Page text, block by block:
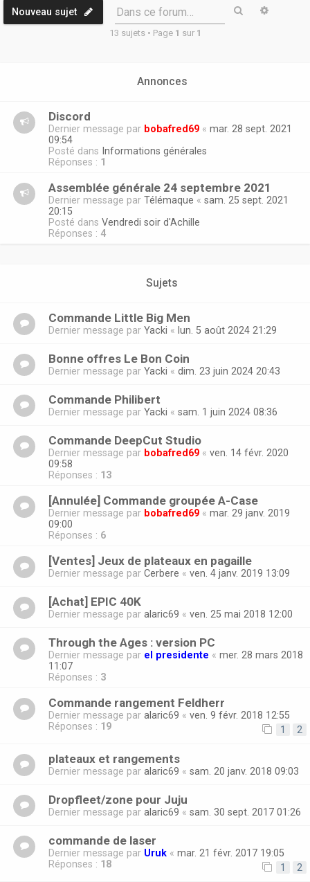
Nouveau sujet Dans ce forum… Rechercher
13 sujets • Page 1 sur 1
Annonces
Discord
Dernier message par bobafred69 « mar. 28 sept. 2021
09:54
Posté dans Informations générales
Réponses : 1
Assemblée générale 24 septembre 2021
Dernier message par Télémaque « sam. 25 sept. 2021
20:15
Posté dans Vendredi soir d'Achille
Réponses : 4
Sujets
Commande Little Big Men
Dernier message par Yacki « lun. 5 août 2024 21:29
Bonne offres Le Bon Coin
Dernier message par Yacki « dim. 23 juin 2024 20:43
Commande Philibert
Dernier message par Yacki « sam. 1 juin 2024 08:36
Commande DeepCut Studio
Dernier message par bobafred69 « ven. 14 févr. 2020
09:58
Réponses : 13
[Annulée] Commande groupée A-Case
Dernier message par bobafred69 « mar. 29 janv. 2019
09:00
Réponses : 6
[Ventes] Jeux de plateaux en pagaille
Dernier message par Cerbere « ven. 4 janv. 2019 13:09
[Achat] EPIC 40K
Dernier message par alaric69 « ven. 25 mai 2018 12:00
Through the Ages : version PC
Dernier message par el presidente « mer. 28 mars 2018
11:07
Réponses : 3
Commande rangement Feldherr
Dernier message par alaric69 « ven. 9 févr. 2018 12:55
Réponses : 19 1 2
plateaux et rangements
Dernier message par alaric69 « sam. 20 janv. 2018 09:03
Dropfleet/zone pour Juju
Dernier message par alaric69 « sam. 30 sept. 2017 01:26
commande de laser
Dernier message par Uruk « mar. 21 févr. 2017 19:05
Réponses : 18 1 2